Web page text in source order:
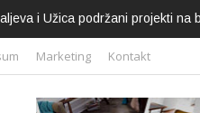
i Užica podržani projekti
Marketing Kontakt